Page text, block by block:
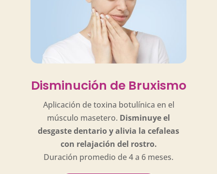
Disminución de Bruxismo
Aplicación de toxina botulínica en el
músculo masetero. Disminuye el
desgaste dentario y alivia la cefaleas
con relajación del rostro.
Duración promedio de 4 a 6 meses.